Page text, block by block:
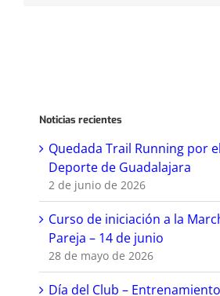
Noticias recientes
Quedada Trail Running por
Deporte de Guadalajara
2 de junio de 2026
Curso de iniciación a la
Pareja – 14 de junio
28 de mayo de 2026
Día del Club –